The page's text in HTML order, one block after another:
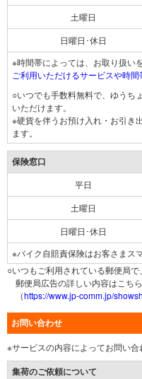
土曜日
日曜日･休日
※時間帯によっては、お取り扱い
ご利用いただけるサービスや時
○いつでも手数料無料で、ゆうち
いただけます。
※硬貨を伴うお預け入れ・お引き
ます。
保険窓口
平日
土曜日
日曜日･休日
※バイク自賠責保険はお客さまス
○いつもご利用されている郵便局
郵便局広告の詳しい内容はこち
（https://www.jp-comm.jp/
お問い合わせ
※サービスの内容によってお問い合
集荷のご依頼について